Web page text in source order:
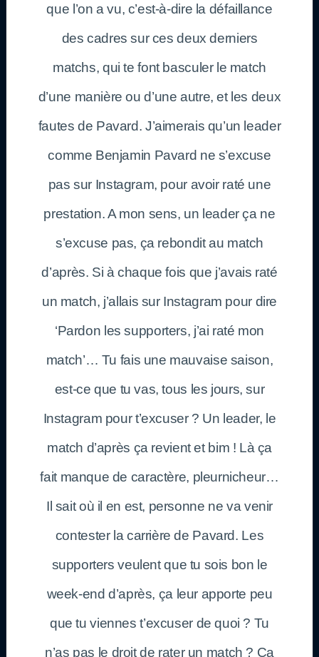
que l’on a vu, c’est-à-dire la défaillance
des cadres sur ces deux derniers
matchs, qui te font basculer le match
d’une manière ou d’une autre, et les deux
fautes de Pavard. J’aimerais qu’un leader
comme Benjamin Pavard ne s’excuse
pas sur Instagram, pour avoir raté une
prestation. A mon sens, un leader ça ne
s’excuse pas, ça rebondit au match
d’après. Si à chaque fois que j’avais raté
un match, j’allais sur Instagram pour dire
‘Pardon les supporters, j’ai raté mon
match’… Tu fais une mauvaise saison,
est-ce que tu vas, tous les jours, sur
Instagram pour t’excuser ? Un leader, le
match d’après ça revient et bim ! Là ça
fait manque de caractère, pleurnicheur…
Il sait où il en est, personne ne va venir
contester la carrière de Pavard. Les
supporters veulent que tu sois bon le
week-end d’après, ça leur apporte peu
que tu viennes t’excuser de quoi ? Tu
n’as pas le droit de rater un match ? Ça